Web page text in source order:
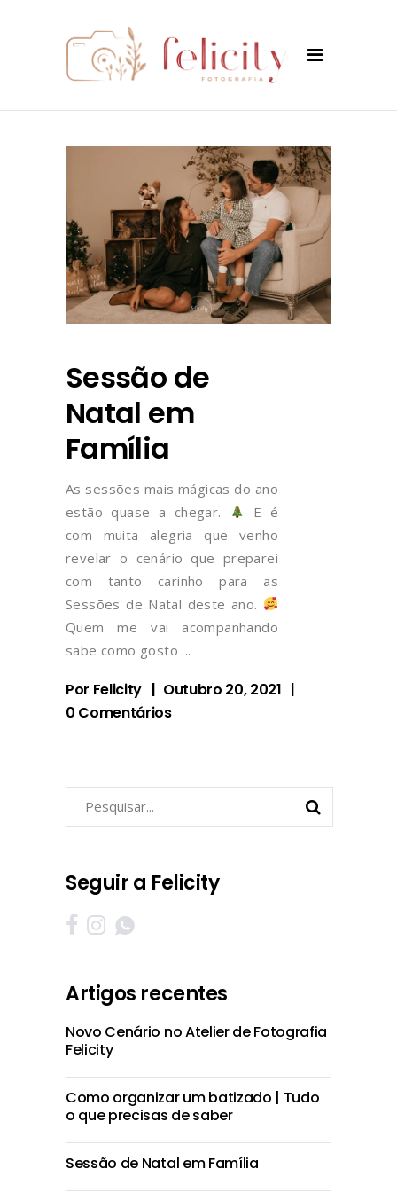
Sessão de
Natal em
Família
As sessões mais mágicas do ano
estão quase a chegar.
E é
com muita alegria que venho
revelar o cenário que preparei
com tanto carinho para as
Sessões de Natal deste ano.
Quem me vai acompanhando
sabe como gosto
Por Felicity
Outubro 20, 2021
0 Comentários
Seguir a Felicity
Artigos recentes
Novo Cenário no Atelier de Fotografia
Felicity
Como organizar um batizado | Tudo
o que precisas de saber
Sessão de Natal em Família